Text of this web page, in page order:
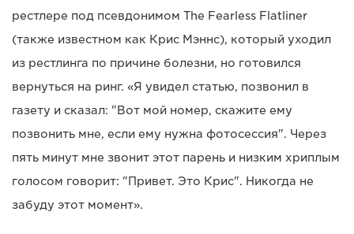
рестлере под псевдонимом The Fearless Flatliner
(также известном как Крис Мэннс), который уходил
из рестлинга по причине болезни, но готовился
вернуться на ринг. «Я увидел статью, позвонил в
газету и сказал: "Вот мой номер, скажите ему
позвонить мне, если ему нужна фотосессия". Через
пять минут мне звонит этот парень и низким хриплым
голосом говорит: "Привет. Это Крис". Никогда не
забуду этот момент».